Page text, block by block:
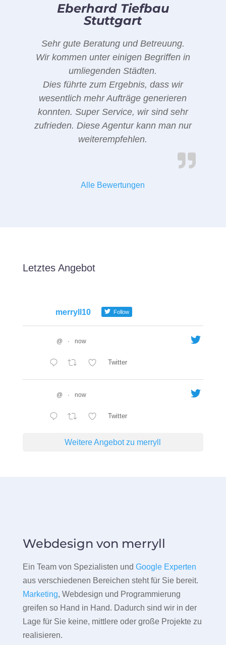
Eberhard Tiefbau
Stuttgart
Sehr gute Beratung und Betreuung.
Wir kommen unter einigen Begriffen in
umliegenden Städten.
Dies führte zum Ergebnis, dass wir
wesentlich mehr Aufträge generieren
konnten. Super Service, wir sind sehr
zufrieden. Diese Agentur kann man nur
weiterempfehlen.
Alle Bewertungen
Letztes Angebot
merryll10 Follow
@ · now
Twitter
@ · now
Twitter
Weitere Angebot zu merryll
Webdesign von merryll
Ein Team von Spezialisten und Google Experten
aus verschiedenen Bereichen steht für Sie bereit.
Marketing, Webdesign und Programmierung
greifen so Hand in Hand. Dadurch sind wir in der
Lage für Sie keine, mittlere oder große Projekte zu
realisieren.